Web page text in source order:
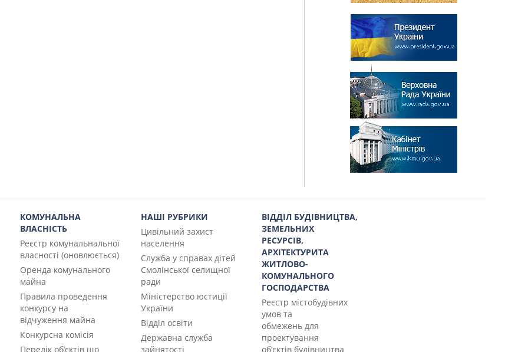
КОМУНАЛЬНА
ВЛАСНІСТЬ
Реєстр комунальнальної
власності (оновлюється)
Оренда комунального
майна
Правила проведення
конкурсу на
відчуження майна
Конкурсна комісія
Перелік об’єктів що
НАШІ РУБРИКИ
Цивільний захист
населення
Служба у справах дітей
Смолінської селищної
ради
Міністерство юстиції
України
Відділ освіти
Державна служба
зайнятості
ВІДДІЛ БУДІВНИЦТВА,
ЗЕМЕЛЬНИХ
РЕСУРСІВ,
АРХІТЕКТУРИТА
ЖИТЛОВО-
КОМУНАЛЬНОГО
ГОСПОДАРСТВА
Реєстр містобудівних
умов та
обмежень для
проектування
об’єктів будівництва